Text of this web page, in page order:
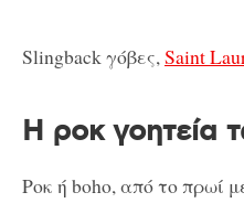
Slingback γόβες,Saint
Η ροκ γοητεία
Ροκ ή boho, από το πρωί